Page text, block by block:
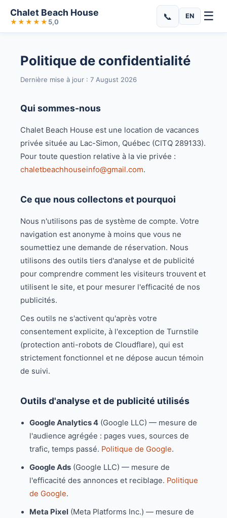
Chalet Beach House
★★★★★ 5,0 📞 EN ☰
Politique de confidentialité
Dernière mise à jour : 7 August 2026
Qui sommes-nous
Chalet Beach House est une location de vacances
privée située au Lac-Simon, Québec (CITQ 289133).
Pour toute question relative à la vie privée :
chaletbeachhouseinfo@gmail.com.
Ce que nous collectons et pourquoi
Nous n'utilisons pas de système de compte. Votre
navigation est anonyme à moins que vous ne
soumettiez une demande de réservation. Nous
utilisons des outils tiers d'analyse et de publicité
pour comprendre comment les visiteurs trouvent et
utilisent le site, et pour mesurer l'efficacité de nos
publicités.
Ces outils ne s'activent qu'après votre
consentement explicite, à l'exception de Turnstile
(protection anti-robots de Cloudflare), qui est
strictement fonctionnel et ne dépose aucun témoin
de suivi.
Outils d'analyse et de publicité utilisés
Google Analytics 4 (Google LLC) — mesure de
l'audience agrégée : pages vues, sources de
trafic, temps passé. Politique de Google.
Google Ads (Google LLC) — mesure de
l'efficacité des annonces et reciblage. Politique
de Google.
Meta Pixel (Meta Platforms Inc.) — mesure de